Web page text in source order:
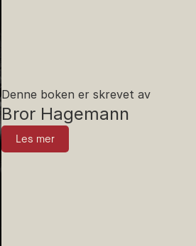
Denne boken er skrevet av
Bror Hagemann
Les mer